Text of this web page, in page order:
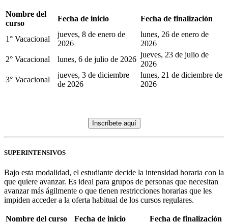
Nombre del
curso
Fecha de inicio Fecha de finalización
1° Vacacional
jueves, 8 de enero de
2026
lunes, 26 de enero de
2026
2° Vacacional
lunes, 6 de julio de 2026
jueves, 23 de julio de
2026
3° Vacacional
jueves, 3 de diciembre
de 2026
lunes, 21 de diciembre de
2026
Inscríbete aquí
SUPERINTENSIVOS
Bajo esta modalidad, el estudiante decide la intensidad horaria con la
que quiere avanzar. Es ideal para grupos de personas que necesitan
avanzar más ágilmente o que tienen restricciones horarias que les
impiden acceder a la oferta habitual de los cursos regulares.
Nombre del curso Fecha de inicio
Fecha de finalización